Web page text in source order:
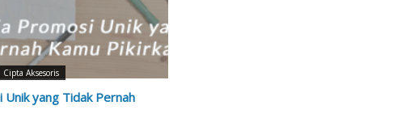
Cipta Aksesoris
yang Tidak Pernah